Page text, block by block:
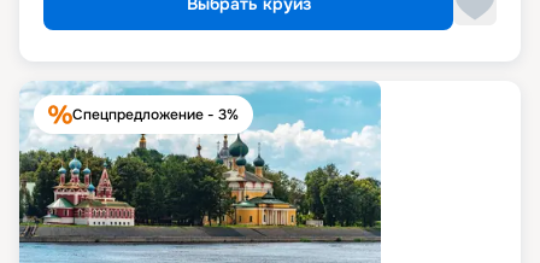
Спецпредложение - 3%